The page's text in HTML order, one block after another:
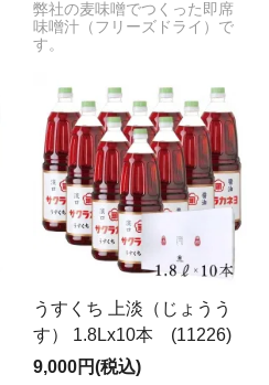
弊社の麦味噌でつくった即席
味噌汁（フリーズドライ）で
す。
うすくち 上淡（じょうう
す） 1.8Lx10本 (11226)
9,000円(税込)